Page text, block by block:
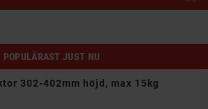
POPULÄRAST JUST NU
302-402mm höjd, max 15kg